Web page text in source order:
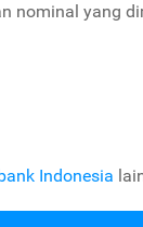
nominal yang
Indonesia